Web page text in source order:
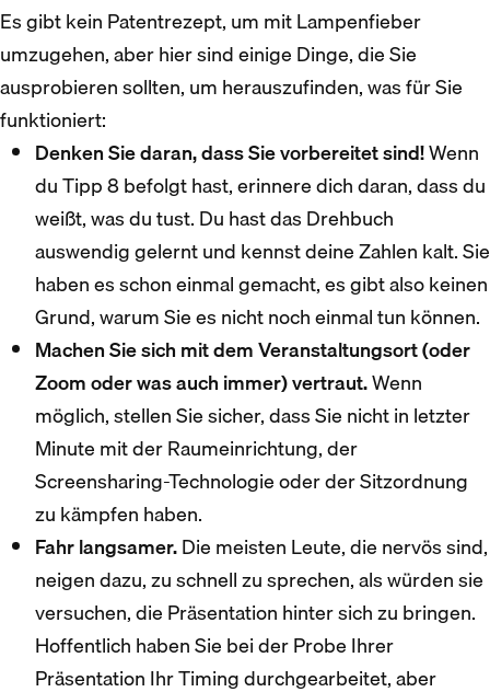
Es gibt kein Patentrezept, um mit Lampenfieber
umzugehen, aber hier sind einige Dinge, die Sie
ausprobieren sollten, um herauszufinden, was für Sie
funktioniert:
Denken Sie daran, dass Sie vorbereitet sind!Wenn
du Tipp 8 befolgt hast, erinnere dich daran, dass du
weißt, was du tust. Du hast das Drehbuch
auswendig gelernt und kennst deine Zahlen kalt. Sie
haben es schon einmal gemacht, es gibt also keinen
Grund, warum Sie es nicht noch einmal tun können.
Machen Sie sich mit dem Veranstaltungsort (oder
Zoom oder was auch immer) vertraut.Wenn
möglich, stellen Sie sicher, dass Sie nicht in letzter
Minute mit der Raumeinrichtung, der
Screensharing-Technologie oder der Sitzordnung
zu kämpfen haben.
Fahr langsamer.Die meisten Leute, die nervös sind,
neigen dazu, zu schnell zu sprechen, als würden sie
versuchen, die Präsentation hinter sich zu bringen.
Hoffentlich haben Sie bei der Probe Ihrer
Präsentation Ihr Timing durchgearbeitet, aber